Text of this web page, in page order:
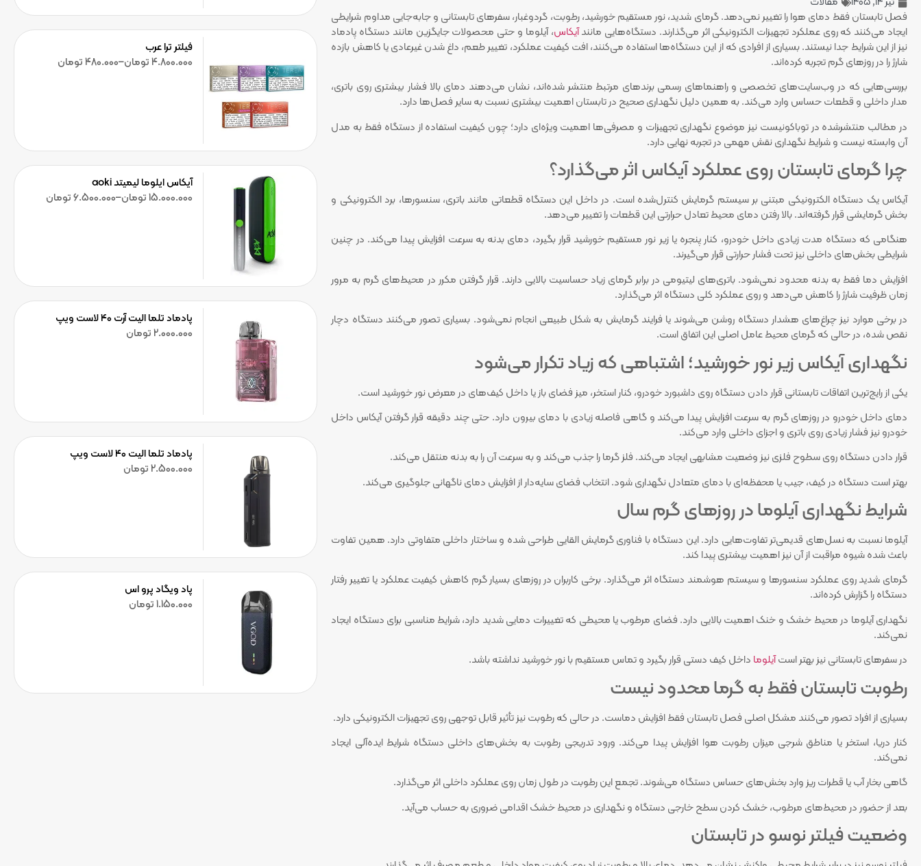
فصل تابستان فقط دمای هوا را تغییر نمی‌دهد. گرمای شدید، نور مستقیم خورشید، رطوبت، گردوغبار، سفرهای تابستانی و جابه‌جایی مداوم شرایطی
ایجاد می‌کنند که روی عملکرد تجهیزات الکترونیکی اثر می‌گذارند. دستگاه‌هایی مانندآیکاس، آیلوما و حتی محصولات جایگزین مانند دستگاه پادماد
نیز از این شرایط جدا نیستند. بسیاری از افرادی که از این دستگاه‌ها استفاده می‌کنند، افت کیفیت عملکرد، تغییر طعم، داغ شدن غیرعادی یا کاهش بازده
شارژ را در روزهای گرم تجربه کرده‌اند.
بررسی‌هایی که در وب‌سایت‌های تخصصی و راهنماهای رسمی برندهای مرتبط منتشر شده‌اند، نشان می‌دهند دمای بالا فشار بیشتری روی باتری،
مدار داخلی و قطعات حساس وارد می‌کند. به همین دلیل نگهداری صحیح در تابستان اهمیت بیشتری نسبت به سایر فصل‌ها دارد.
در مطالب منتشرشده در توباکونیست نیز موضوع نگهداری تجهیزات و مصرفی‌ها اهمیت ویژه‌ای دارد؛ چون کیفیت استفاده از دستگاه فقط به مدل
آن وابسته نیست و شرایط نگهداری نقش مهمی در تجربه نهایی دارد.
چرا گرمای تابستان روی عملکرد آیکاس اثر می‌گذارد؟
آیکاس یک دستگاه الکترونیکی مبتنی بر سیستم گرمایش کنترل‌شده است. در داخل این دستگاه قطعاتی مانند باتری، سنسورها، برد الکترونیکی و
بخش گرمایشی قرار گرفته‌اند. بالا رفتن دمای محیط تعادل حرارتی این قطعات را تغییر می‌دهد.
هنگامی که دستگاه مدت زیادی داخل خودرو، کنار پنجره یا زیر نور مستقیم خورشید قرار بگیرد، دمای بدنه به سرعت افزایش پیدا می‌کند. در چنین
شرایطی بخش‌های داخلی نیز تحت فشار حرارتی قرار می‌گیرند.
افزایش دما فقط به بدنه محدود نمی‌شود. باتری‌های لیتیومی در برابر گرمای زیاد حساسیت بالایی دارند. قرار گرفتن مکرر در محیط‌های گرم به مرور
زمان ظرفیت شارژ را کاهش می‌دهد و روی عملکرد کلی دستگاه اثر می‌گذارد.
در برخی موارد نیز چراغ‌های هشدار دستگاه روشن می‌شوند یا فرایند گرمایش به شکل طبیعی انجام نمی‌شود. بسیاری تصور می‌کنند دستگاه دچار
نقص شده، در حالی که گرمای محیط عامل اصلی این اتفاق است.
نگهداری آیکاس زیر نور خورشید؛ اشتباهی که زیاد تکرار می‌شود
یکی از رایج‌ترین اتفاقات تابستانی قرار دادن دستگاه روی داشبورد خودرو، کنار استخر، میز فضای باز یا داخل کیف‌های در معرض نور خورشید است.
دمای داخل خودرو در روزهای گرم به سرعت افزایش پیدا می‌کند و گاهی فاصله زیادی با دمای بیرون دارد. حتی چند دقیقه قرار گرفتن آیکاس داخل
خودرو نیز فشار زیادی روی باتری و اجزای داخلی وارد می‌کند.
قرار دادن دستگاه روی سطوح فلزی نیز وضعیت مشابهی ایجاد می‌کند. فلز گرما را جذب می‌کند و به سرعت آن را به بدنه منتقل می‌کند.
بهتر است دستگاه در کیف، جیب یا محفظه‌ای با دمای متعادل نگهداری شود. انتخاب فضای سایه‌دار از افزایش دمای ناگهانی جلوگیری می‌کند.
شرایط نگهداری آیلوما در روزهای گرم سال
آیلوما نسبت به نسل‌های قدیمی‌تر تفاوت‌هایی دارد. این دستگاه با فناوری گرمایش القایی طراحی شده و ساختار داخلی متفاوتی دارد. همین تفاوت
باعث شده شیوه مراقبت از آن نیز اهمیت بیشتری پیدا کند.
گرمای شدید روی عملکرد سنسورها و سیستم هوشمند دستگاه اثر می‌گذارد. برخی کاربران در روزهای بسیار گرم کاهش کیفیت عملکرد یا تغییر رفتار
دستگاه را گزارش کرده‌اند.
نگهداری آیلوما در محیط خشک و خنک اهمیت بالایی دارد. فضای مرطوب یا محیطی که تغییرات دمایی شدید دارد، شرایط مناسبی برای دستگاه ایجاد
نمی‌کند.
در سفرهای تابستانی نیز بهتر استآیلوما داخل کیف دستی قرار بگیرد و تماس مستقیم با نور خورشید نداشته باشد.
رطوبت تابستان فقط به گرما محدود نیست
بسیاری از افراد تصور می‌کنند مشکل اصلی فصل تابستان فقط افزایش دماست. در حالی که رطوبت نیز تأثیر قابل توجهی روی تجهیزات الکترونیکی دارد.
کنار دریا، استخر یا مناطق شرجی میزان رطوبت هوا افزایش پیدا می‌کند. ورود تدریجی رطوبت به بخش‌های داخلی دستگاه شرایط ایده‌آلی ایجاد
نمی‌کند.
گاهی بخار آب یا قطرات ریز وارد بخش‌های حساس دستگاه می‌شوند. تجمع این رطوبت در طول زمان روی عملکرد داخلی اثر می‌گذارد.
بعد از حضور در محیط‌های مرطوب، خشک کردن سطح خارجی دستگاه و نگهداری در محیط خشک اقدامی ضروری به حساب می‌آید.
وضعیت فیلتر نوسو در تابستان
فیلتر ترا عرب
4.800.000تومان–
480.000تومان
آیکاس ایلوما لیمیتد aoki
15.000.000تومان–
6.500.000تومان
پادماد تلما الیت آرت ۴۰ لاست ویپ
2.000.000تومان
پادماد تلما الیت ۴۰ لاست ویپ
2.500.000تومان
پاد ویگاد پرو اس
1.150.000تومان